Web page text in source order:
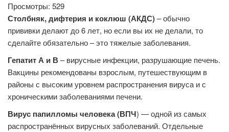
Просмотры: 529
Столбняк, дифтерия и коклюш (АКДС)– обычно
прививки делают до 6 лет, но если вы их не делали, то
сделайте обязательно – это тяжелые заболевания.
Гепатит А и В– вирусные инфекции, разрушающие печень.
Вакцины рекомендованы взрослым, путешествующим в
районы с высоким уровнем распространения вируса и с
хроническими заболеваниями печени.
Вирус папилломы человека (ВПЧ) — одной из самых
распространённых вирусных заболеваний. Отдельные